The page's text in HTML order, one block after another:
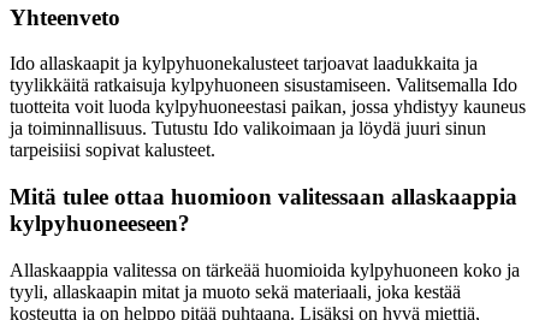
Yhteenveto
Ido allaskaapit ja kylpyhuonekalusteet tarjoavat laadukkaita ja
tyylikkäitä ratkaisuja kylpyhuoneen sisustamiseen. Valitsemalla Ido
tuotteita voit luoda kylpyhuoneestasi paikan, jossa yhdistyy kauneus
ja toiminnallisuus. Tutustu Ido valikoimaan ja löydä juuri sinun
tarpeisiisi sopivat kalusteet.
Mitä tulee ottaa huomioon valitessaan allaskaappia
kylpyhuoneeseen?
Allaskaappia valitessa on tärkeää huomioida kylpyhuoneen koko ja
tyyli, allaskaapin mitat ja muoto sekä materiaali, joka kestää
kosteutta ja on helppo pitää puhtaana. Lisäksi on hyvä miettiä,